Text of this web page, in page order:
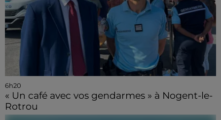
6h20
« Un café avec vos gendarmes » à Nogent-le-
Rotrou